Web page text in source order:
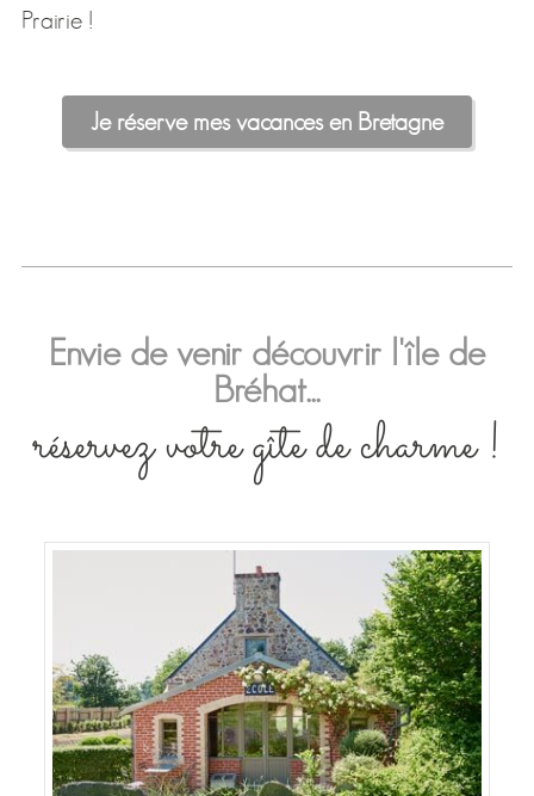
Prairie !
Je réserve mes vacances en Bretagne
Envie de venir découvrir l'île de
Bréhat...
réservez votre gîte de charme !